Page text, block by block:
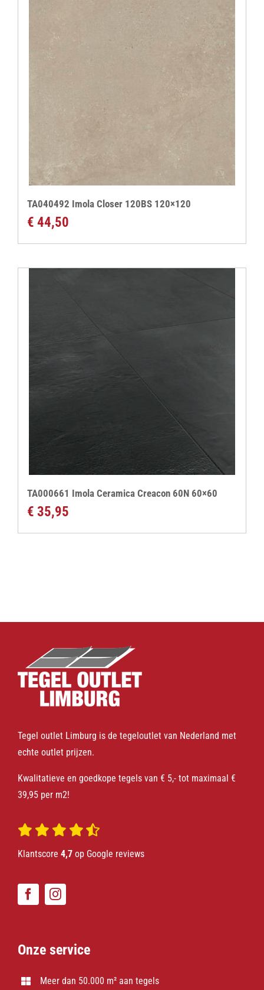
TA040492 Imola Closer 120BS 120×120
€ 44,50
TA000661 Imola Ceramica Creacon 60N 60×60
€ 35,95
Tegel outlet Limburg is de tegeloutlet van Nederland met
echte outlet prijzen.
Kwalitatieve en goedkope tegels van € 5,- tot maximaal €
39,95 per m2!
Klantscore 4,7op Google reviews
Onze service
Meer dan 50.000 m² aan tegels